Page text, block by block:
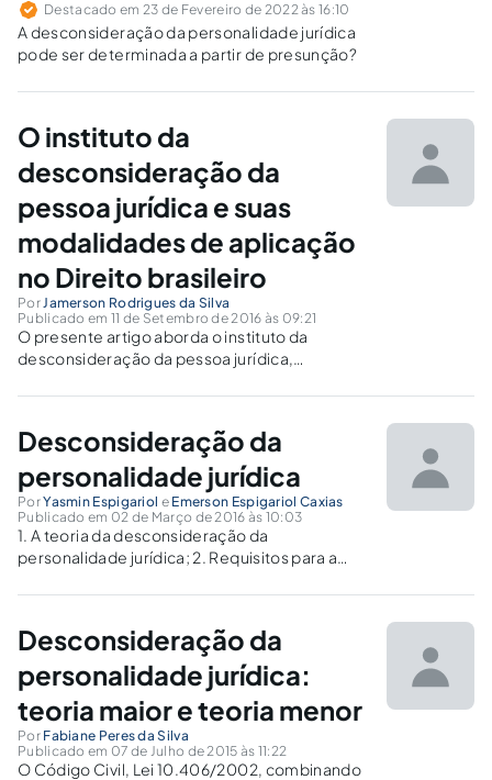
Destacado em 23 de Fevereiro de 2022 às 16:10
A desconsideração da personalidade jurídica
pode ser determinada a partir de presunção?
O instituto da
desconsideração da
pessoa jurídica e suas
modalidades de aplicação
no Direito brasileiro
PorJamerson Rodrigues da Silva
Publicado em 11 de Setembro de 2016 às 09:21
O presente artigo aborda o instituto da
desconsideração da pessoa jurídica,
critérios de admissibilidade propostos pelo
aplicação no direito civil brasileiro.
Desconsideração da
personalidade jurídica
PorYasmin Espigariol e Emerson Espigariol Caxias
Publicado em 02 de Março de 2016 às 10:03
1. A teoria da desconsideração da
personalidade jurídica; 2. Requisitos para a
Teoria maior e teoria menor; 4.
desconsideração da personalidade jurídica no
direito
Desconsideração da
personalidade jurídica:
teoria maior e teoria menor
Por Fabiane Peres da Silva
Publicado em 07 de Julho de 2015 às 11:22
O Código Civil, Lei 10.406/2002, combinando